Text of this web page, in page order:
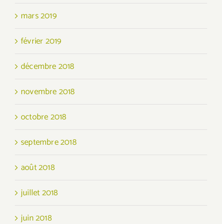
mars 2019
février 2019
décembre 2018
novembre 2018
octobre 2018
septembre 2018
août 2018
juillet 2018
juin 2018